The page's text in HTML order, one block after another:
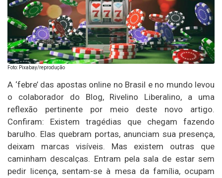
Foto: Pixabay/reprodução
A ‘febre’ das apostas online no Brasil e no mundo levou
o colaborador do Blog, Rivelino Liberalino, a uma
reflexão pertinente por meio deste novo artigo.
Confiram: Existem tragédias que chegam fazendo
barulho. Elas quebram portas, anunciam sua presença,
deixam marcas visíveis. Mas existem outras que
caminham descalças. Entram pela sala de estar sem
pedir licença, sentam-se à mesa da família, ocupam